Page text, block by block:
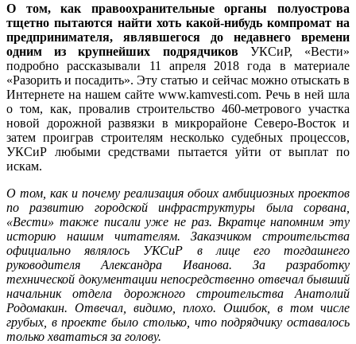
О том, как правоохранительные органы полуострова
тщетно пытаются найти хоть какой-нибудь компромат на
предпринимателя, являвшегося до недавнего времени
одним из крупнейших подрядчиков УКСиР, «Вести»
подробно рассказывали 11 апреля 2018 года в материале
«Разорить и посадить». Эту статью и сейчас можно отыскать в
Интернете на нашем сайте www.kamvesti.com. Речь в ней шла
о том, как, провалив строительство 460-метрового участка
новой дорожной развязки в микрорайоне Северо-Восток и
затем проиграв строителям несколько судебных процессов,
УКСиР любыми средствами пытается уйти от выплат по
искам.
О том, как и почему реализация обоих амбициозных проектов
по развитию городской инфраструктуры была сорвана,
«Вести» также писали уже не раз. Вкратце напомним эту
историю нашим читателям. Заказчиком строительства
официально являлось УКСиР в лице его тогдашнего
руководителя Александра Иванова. За разработку
технической документации непосредственно отвечал бывший
начальник отдела дорожного строительства Анатолий
Родомакин. Отвечал, видимо, плохо. Ошибок, в том числе
грубых, в проекте было столько, что подрядчику оставалось
только хвататься за голову.